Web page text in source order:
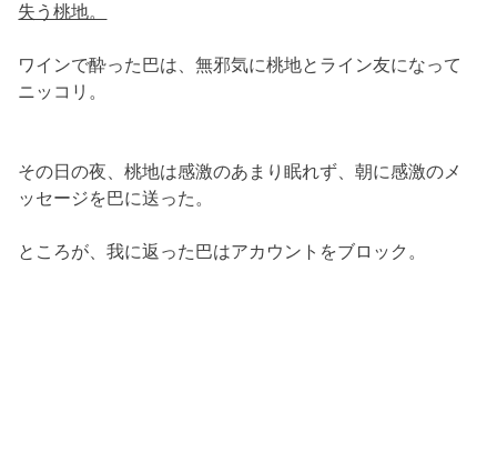
失う桃地。
ワインで酔った巴は、無邪気に桃地とライン友になって
ニッコリ。
その日の夜、桃地は感激のあまり眠れず、朝に感激のメ
ッセージを巴に送った。
ところが、我に返った巴はアカウントをブロック。